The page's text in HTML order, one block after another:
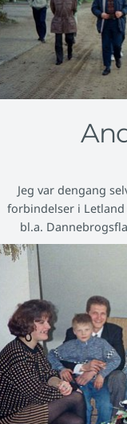
Jeg var dengang
forbindelser i
bl.a.